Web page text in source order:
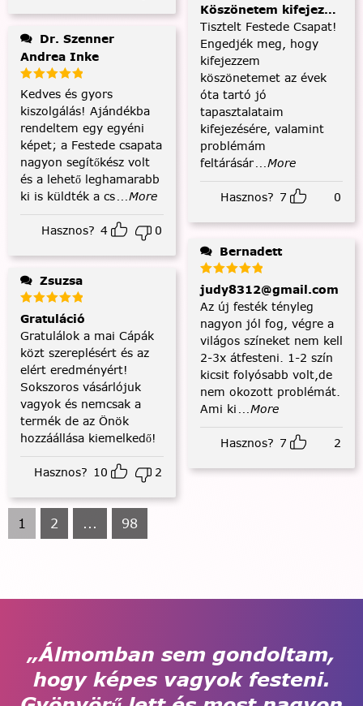
Andrea Inke
Kedves és gyors
kiszolgálás! Ajándékba
rendeltem egy egyéni
képet; a Festede csapata
nagyon segítőkész volt
és a lehető leghamarabb
ki is küldték a cs...More
Hasznos? 4 0
Zsuzsa
Gratuláció
Gratulálok a mai Cápák
közt szereplésért és az
elért eredményért!
Sokszoros vásárlójuk
vagyok és nemcsak a
termék de az Önök
hozzáállása kiemelkedő!
Hasznos? 10 2
Köszönetem kifejezése
Tisztelt Festede Csapat!
Engedjék meg, hogy
kifejezzem
köszönetemet az évek
óta tartó jó
tapasztalataim
kifejezésére, valamint
problémám
feltárásár...More
Hasznos? 7 0
Bernadett
judy8312@gmail.com
Az új festék tényleg
nagyon jól fog, végre a
világos színeket nem kell
2-3x átfesteni. 1-2 szín
kicsit folyósabb volt,de
nem okozott problémát.
Ami ki ...More
Hasznos? 7 2
1 2 ... 98
„Álmomban sem gondoltam,
hogy képes vagyok festeni.